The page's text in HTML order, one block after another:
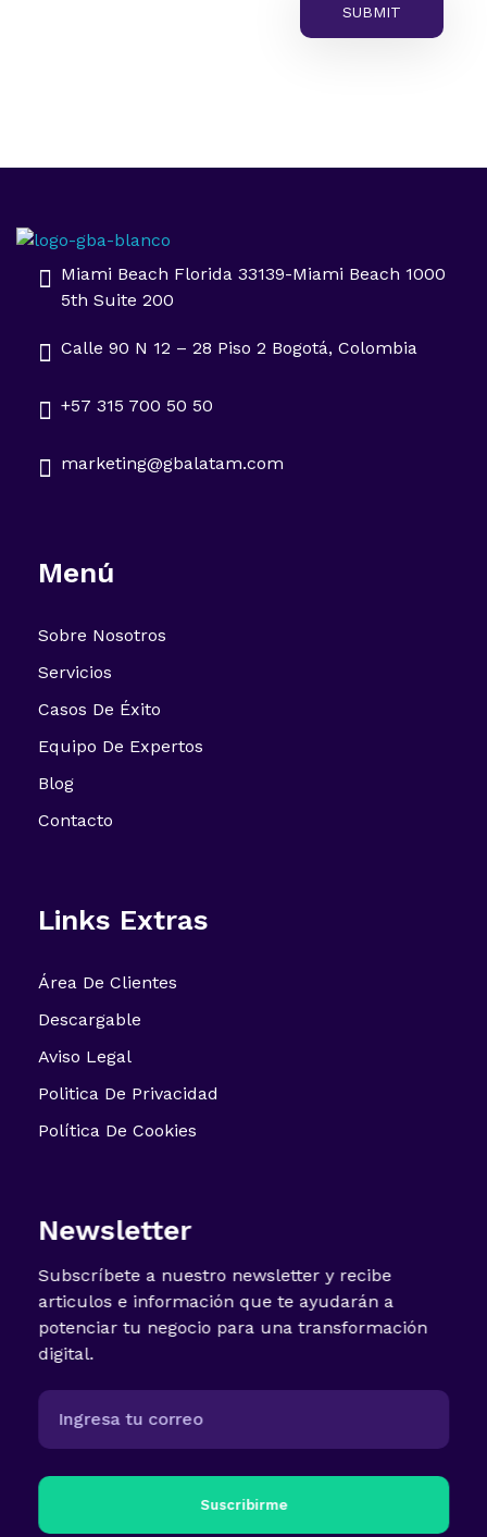
Impulsa tu negocio con Transformación Digital y Data Intelligence
Miami Beach Florida 33139-Miami Beach 1000
5th Suite 200
Calle 90 N 12 – 28 Piso 2 Bogotá, Colombia
+57 315 700 50 50
marketing@gbalatam.com
Menú
Sobre Nosotros
Servicios
Casos De Éxito
Equipo De Expertos
Blog
Contacto
Links Extras
Área De Clientes
Descargable
Aviso Legal
Politica De Privacidad
Política De Cookies
Newsletter
Subscríbete a nuestro newsletter y recibe
articulos e información que te ayudarán a
potenciar tu negocio para una transformación
digital.
Suscribirme